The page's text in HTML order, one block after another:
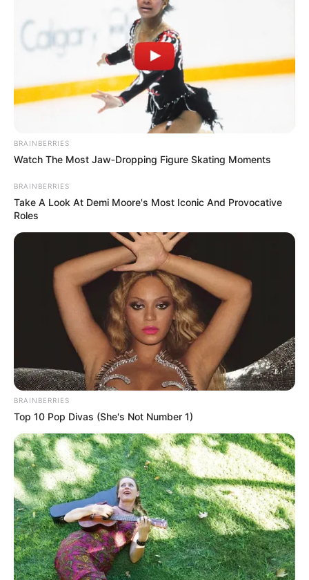
BRAINBERRIES
Watch The Most Jaw‑Dropping Figure Skating Moments
BRAINBERRIES
Take A Look At Demi Moore's Most Iconic And Provocative
Roles
BRAINBERRIES
Top 10 Pop Divas (She's Not Number 1)